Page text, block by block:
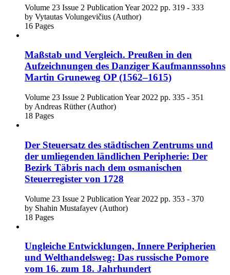
Volume 23 Issue 2 Publication Year 2022 pp. 319 - 333
by Vytautas Volungevičius (Author)
16 Pages
Maßstab und Vergleich. Preußen in den
Aufzeichnungen des Danziger Kaufmannssohns
Martin Gruneweg OP (1562–1615)
Volume 23 Issue 2 Publication Year 2022 pp. 335 - 351
by Andreas Rüther (Author)
18 Pages
Der Steuersatz des städtischen Zentrums und
der umliegenden ländlichen Peripherie: Der
Bezirk Täbris nach dem osmanischen
Steuerregister von 1728
Volume 23 Issue 2 Publication Year 2022 pp. 353 - 370
by Shahin Mustafayev (Author)
18 Pages
Ungleiche Entwicklungen, Innere Peripherien
und Welthandelsweg: Das russische Pomore
vom 16. zum 18. Jahrhundert